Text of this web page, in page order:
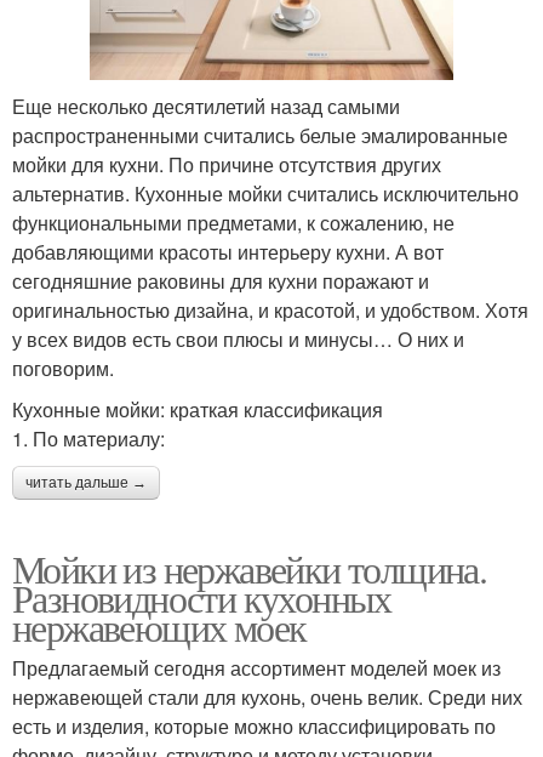
Еще несколько десятилетий назад самыми
распространенными считались белые эмалированные
мойки для кухни. По причине отсутствия других
альтернатив. Кухонные мойки считались исключительно
функциональными предметами, к сожалению, не
добавляющими красоты интерьеру кухни. А вот
сегодняшние раковины для кухни поражают и
оригинальностью дизайна, и красотой, и удобством. Хотя
у всех видов есть свои плюсы и минусы… О них и
поговорим.
Кухонные мойки: краткая классификация
1. По материалу:
читать дальше →
Мойки из нержавейки толщина.
Разновидности кухонных
нержавеющих моек
Предлагаемый сегодня ассортимент моделей моек из
нержавеющей стали для кухонь, очень велик. Среди них
есть и изделия, которые можно классифицировать по